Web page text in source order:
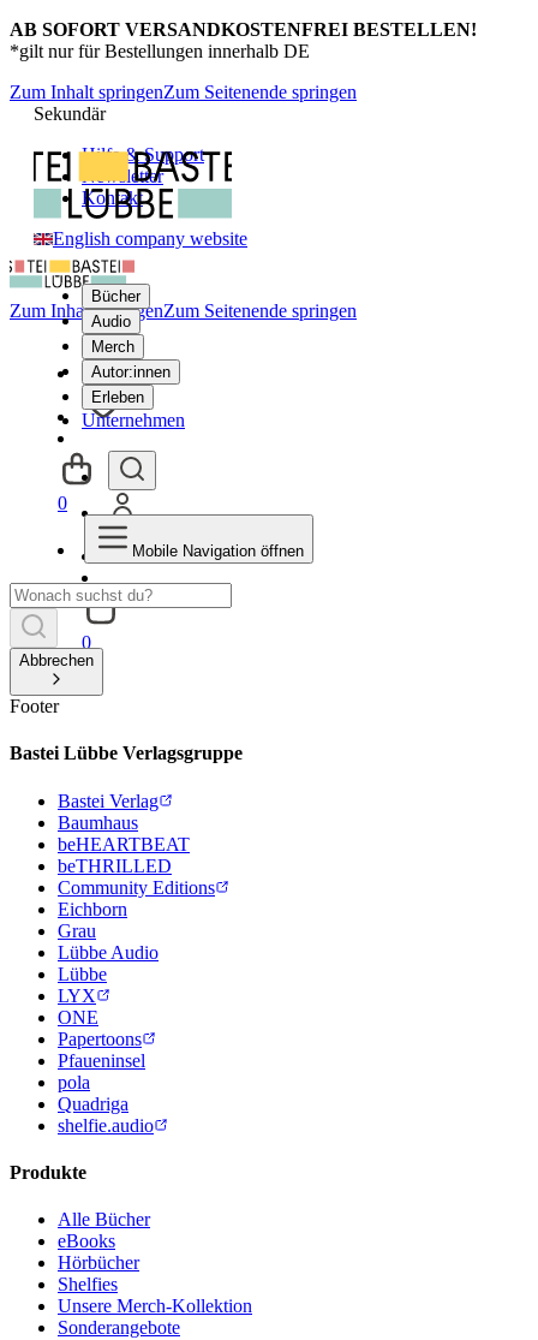
AB SOFORT VERSANDKOSTENFREI BESTELLEN!
*gilt nur für Bestellungen innerhalb DE
Zum Inhalt springenZum Seitenende springen
Sekundär
Hilfe & Support
Newsletter
Kontakt
English company website
Bücher
Audio
Merch
Autor:innen
Erleben
Unternehmen
0
Zum Inhalt springenZum Seitenende springen
0
Mobile Navigation öffnen
Abbrechen
Footer
Bastei Lübbe Verlagsgruppe
Bastei Verlag
Baumhaus
beHEARTBEAT
beTHRILLED
Community Editions
Eichborn
Grau
Lübbe Audio
Lübbe
LYX
ONE
Papertoons
Pfaueninsel
pola
Quadriga
shelfie.audio
Produkte
Alle Bücher
eBooks
Hörbücher
Shelfies
Unsere Merch-Kollektion
Sonderangebote